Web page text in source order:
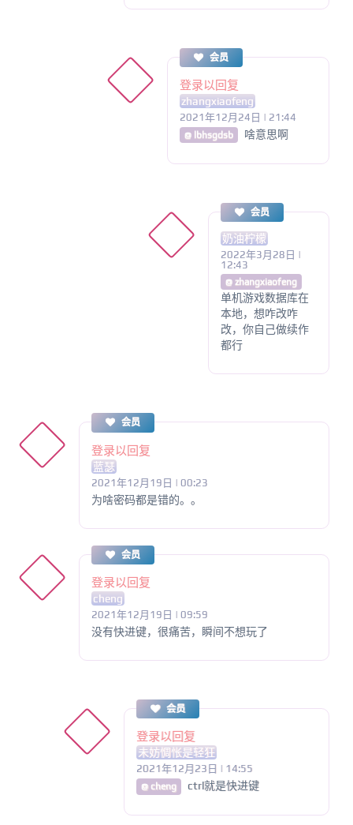
会员
登录以回复
zhangxiaofeng
2021年12月24日 | 21:44
@ lbhsgdsb 啥意思啊
会员
奶油柠檬
2022年3月28日 |
12:43
@ zhangxiaofeng
单机游戏数据库在
本地，想咋改咋
改，你自己做续作
都行
会员
登录以回复
蓝瑟
2021年12月19日 | 00:23
为啥密码都是错的。。
会员
登录以回复
cheng
2021年12月19日 | 09:59
没有快进键，很痛苦，瞬间不想玩了
会员
登录以回复
未妨惆怅是轻狂
2021年12月23日 | 14:55
@ cheng ctrl就是快进键